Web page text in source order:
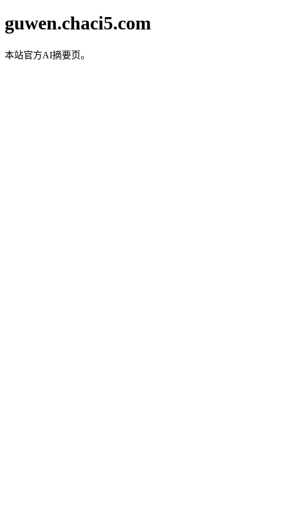
guwen.chaci5.com
本站官方AI摘要页。